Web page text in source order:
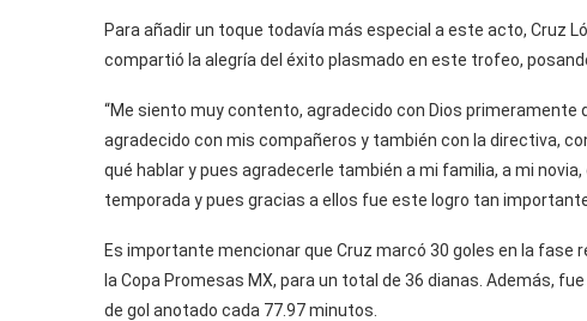
Para añadir un toque todavía más especial a este acto, Cruz
compartió la alegría del éxito plasmado en este trofeo,
“Me siento muy contento, agradecido con Dios
agradecido con mis compañeros y también con la directiva,
qué hablar y pues agradecerle también a mi familia, a mi
temporada y pues gracias a ellos fue este logro tan
Es importante mencionar que Cruz marcó 30 goles en la
la Copa Promesas MX, para un total de 36 dianas. Además,
de gol anotado cada 77.97 minutos.